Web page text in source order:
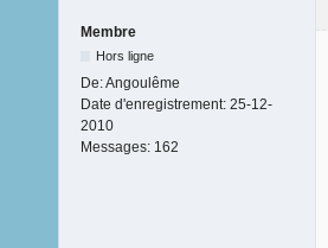
Membre
Hors ligne
De:Angoulême
Date d'enregistrement: 25-12-
2010
Messages: 162